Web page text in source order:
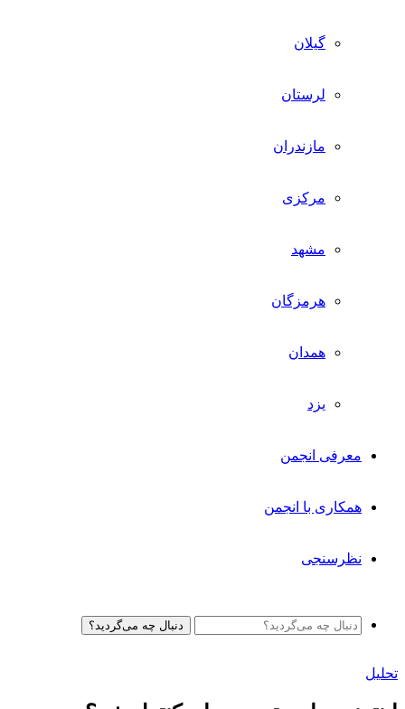
گیلان
لرستان
مازندران
مرکزی
مشهد
هرمزگان
همدان
یزد
معرفی انجمن
همکاری با انجمن
نظرسنجی
دنبال چه می‌گردید؟
تحلیل